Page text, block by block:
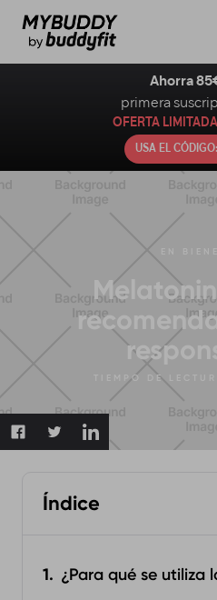
TIEMPO DE
Índice
¿Para qué se utiliza
Ahorra
primera
OFERTA LIMITADA
USA EL